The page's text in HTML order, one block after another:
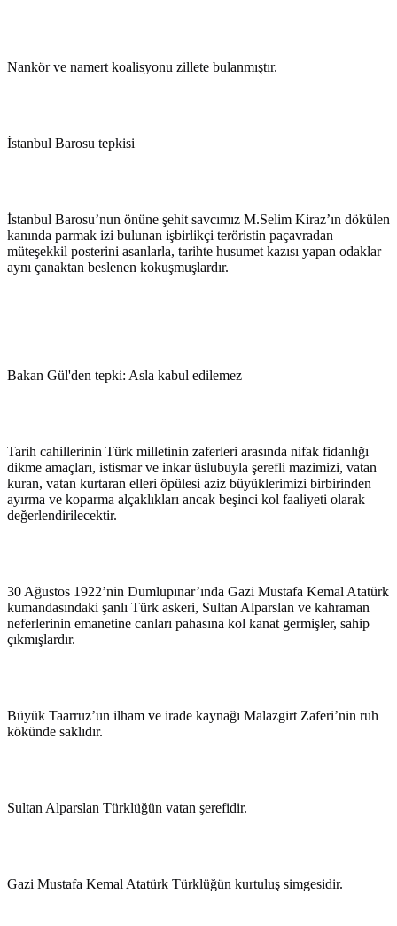
Nankör ve namert koalisyonu zillete bulanmıştır.
İstanbul Barosu tepkisi
İstanbul Barosu’nun önüne şehit savcımız M.Selim Kiraz’ın dökülen
kanında parmak izi bulunan işbirlikçi teröristin paçavradan
müteşekkil posterini asanlarla, tarihte husumet kazısı yapan odaklar
aynı çanaktan beslenen kokuşmuşlardır.
Bakan Gül'den tepki: Asla kabul edilemez
Tarih cahillerinin Türk milletinin zaferleri arasında nifak fidanlığı
dikme amaçları, istismar ve inkar üslubuyla şerefli mazimizi, vatan
kuran, vatan kurtaran elleri öpülesi aziz büyüklerimizi birbirinden
ayırma ve koparma alçaklıkları ancak beşinci kol faaliyeti olarak
değerlendirilecektir.
30 Ağustos 1922’nin Dumlupınar’ında Gazi Mustafa Kemal Atatürk
kumandasındaki şanlı Türk askeri, Sultan Alparslan ve kahraman
neferlerinin emanetine canları pahasına kol kanat germişler, sahip
çıkmışlardır.
Büyük Taarruz’un ilham ve irade kaynağı Malazgirt Zaferi’nin ruh
kökünde saklıdır.
Sultan Alparslan Türklüğün vatan şerefidir.
Gazi Mustafa Kemal Atatürk Türklüğün kurtuluş simgesidir.